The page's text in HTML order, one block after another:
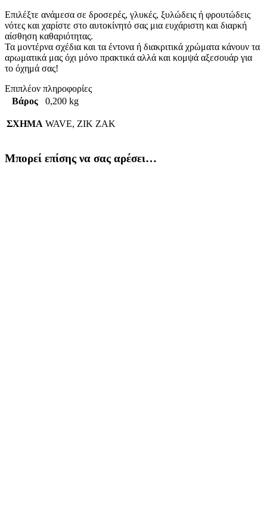
Επιλέξτε ανάμεσα σε δροσερές, γλυκές, ξυλώδεις ή φρουτώδεις
νότες και χαρίστε στο αυτοκίνητό σας μια ευχάριστη και διαρκή
αίσθηση καθαριότητας.
Τα μοντέρνα σχέδια και τα έντονα ή διακριτικά χρώματα κάνουν τα
αρωματικά μας όχι μόνο πρακτικά αλλά και κομψά αξεσουάρ για
το όχημά σας!
Επιπλέον πληροφορίες
Βάρος
0,200 kg
ΣΧΗΜΑ WAVE, ZIK ZAK
Μπορεί επίσης να σας αρέσει…